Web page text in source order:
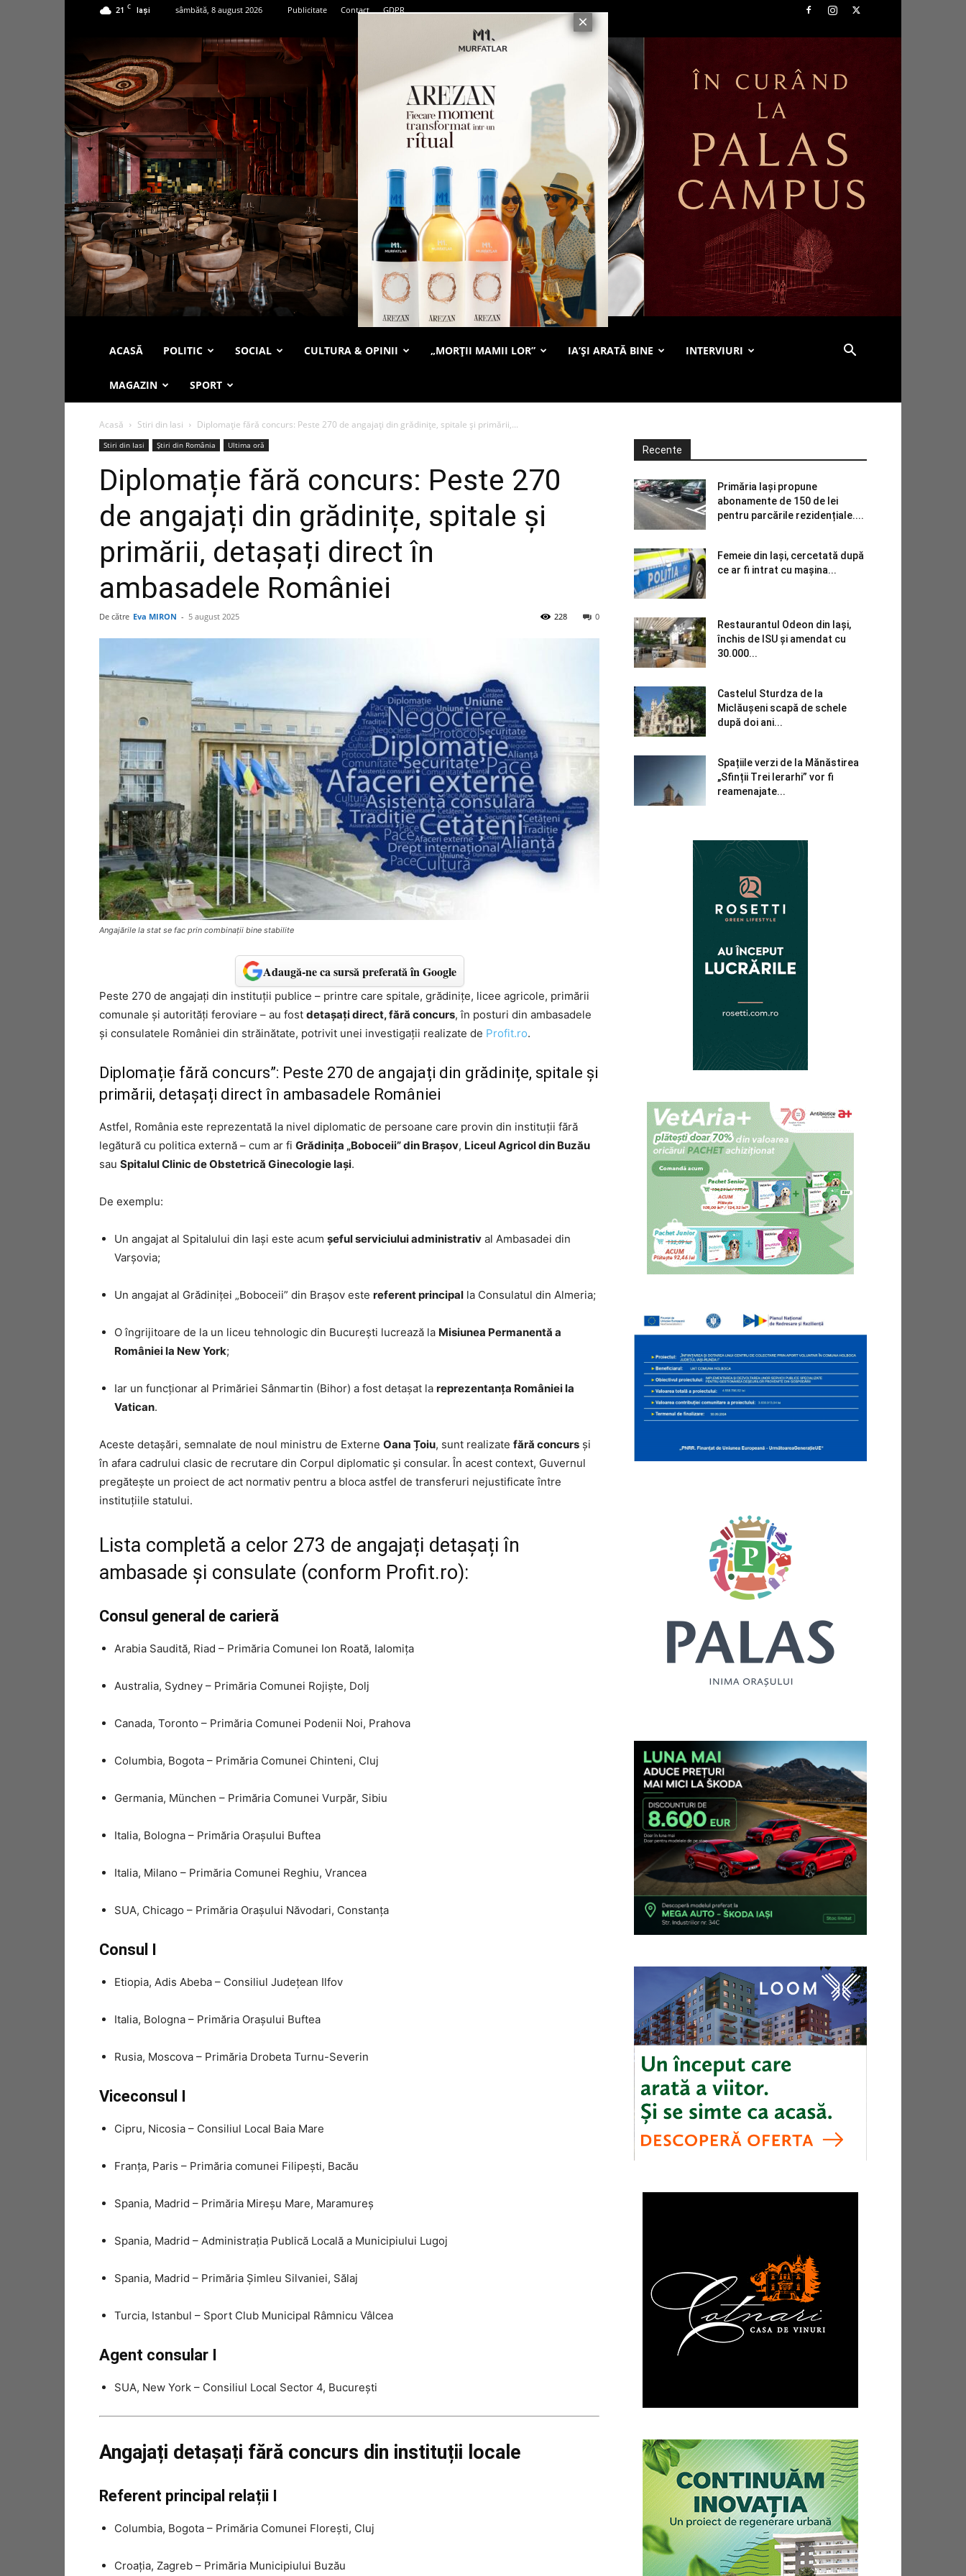
21 C Iași sâmbătă, 8 august 2026 Publicitate Contact GDPR
ACASĂ POLITIC SOCIAL CULTURA & OPINII „MORȚII MAMII LOR” IA’ȘI ARATĂ BINE INTERVIURI
MAGAZIN SPORT
Acasă Stiri din Iasi Diplomație fără concurs: Peste 270 de angajați din grădinițe, spitale și primării,...
Stiri din Iasi Știri din România Ultima oră
Diplomație fără concurs: Peste 270
de angajați din grădinițe, spitale și
primării, detașați direct în
ambasadele României
De către Eva MIRON - 5 august 2025 0
228
Angajările la stat se fac prin combinații bine stabilite
Adaugă-ne ca sursă preferată în Google
Peste 270 de angajați din instituții publice – printre care spitale, grădinițe, licee agricole, primării
comunale și autorități feroviare – au fost detașați direct, fără concurs, în posturi din ambasadele
și consulatele României din străinătate, potrivit unei investigații realizate de Profit.ro.
Diplomație fără concurs”: Peste 270 de angajați din grădinițe, spitale și
primării, detașați direct în ambasadele României
Astfel, România este reprezentată la nivel diplomatic de persoane care provin din instituții fără
legătură cu politica externă – cum ar fi Grădinița „Boboceii” din Brașov, Liceul Agricol din Buzău
sau Spitalul Clinic de Obstetrică Ginecologie Iași.
De exemplu:
Un angajat al Spitalului din Iași este acum șeful serviciului administrativ al Ambasadei din
Varșovia;
Un angajat al Grădiniței „Boboceii” din Brașov este referent principal la Consulatul din Almeria;
O îngrijitoare de la un liceu tehnologic din București lucrează la Misiunea Permanentă a
României la New York;
Iar un funcționar al Primăriei Sânmartin (Bihor) a fost detașat la reprezentanța României la
Vatican.
Aceste detașări, semnalate de noul ministru de Externe Oana Țoiu, sunt realizate fără concurs și
în afara cadrului clasic de recrutare din Corpul diplomatic și consular. În acest context, Guvernul
pregătește un proiect de act normativ pentru a bloca astfel de transferuri nejustificate între
instituțiile statului.
Lista completă a celor 273 de angajați detașați în
ambasade și consulate (conform Profit.ro):
Consul general de carieră
Arabia Saudită, Riad – Primăria Comunei Ion Roată, Ialomița
Australia, Sydney – Primăria Comunei Rojiște, Dolj
Canada, Toronto – Primăria Comunei Podenii Noi, Prahova
Columbia, Bogota – Primăria Comunei Chinteni, Cluj
Germania, München – Primăria Comunei Vurpăr, Sibiu
Italia, Bologna – Primăria Orașului Buftea
Italia, Milano – Primăria Comunei Reghiu, Vrancea
SUA, Chicago – Primăria Orașului Năvodari, Constanța
Consul I
Etiopia, Adis Abeba – Consiliul Județean Ilfov
Italia, Bologna – Primăria Orașului Buftea
Rusia, Moscova – Primăria Drobeta Turnu-Severin
Viceconsul I
Cipru, Nicosia – Consiliul Local Baia Mare
Franța, Paris – Primăria comunei Filipești, Bacău
Spania, Madrid – Primăria Mireșu Mare, Maramureș
Spania, Madrid – Administrația Publică Locală a Municipiului Lugoj
Spania, Madrid – Primăria Șimleu Silvaniei, Sălaj
Turcia, Istanbul – Sport Club Municipal Râmnicu Vâlcea
Agent consular I
SUA, New York – Consiliul Local Sector 4, București
Angajați detașați fără concurs din instituții locale
Referent principal relații I
Columbia, Bogota – Primăria Comunei Florești, Cluj
Croația, Zagreb – Primăria Municipiului Buzău
Recente
Primăria Iași propune
abonamente de 150 de lei
pentru parcările rezidențiale....
Femeie din Iași, cercetată după
ce ar fi intrat cu mașina...
Restaurantul Odeon din Iași,
închis de ISU și amendat cu
30.000...
Castelul Sturdza de la
Miclăușeni scapă de schele
după doi ani...
Spațiile verzi de la Mănăstirea
„Sfinții Trei Ierarhi” vor fi
reamenajate...